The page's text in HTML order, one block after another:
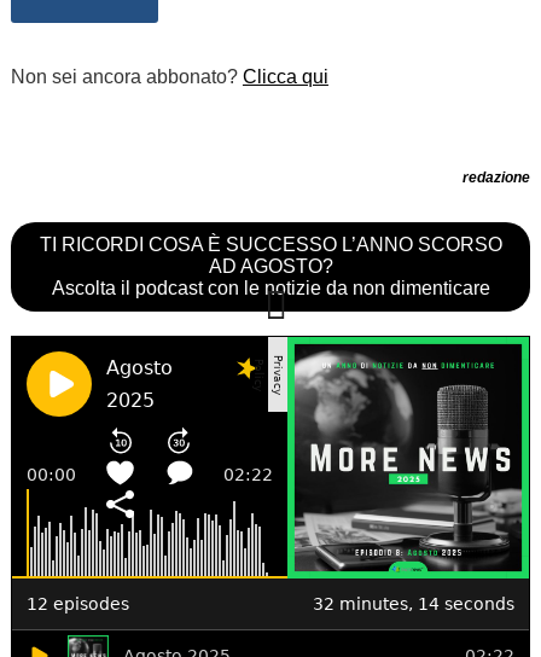
Non sei ancora abbonato? Clicca qui
redazione
TI RICORDI COSA È SUCCESSO L’ANNO SCORSO
AD AGOSTO?
Ascolta il podcast con le notizie da non dimenticare